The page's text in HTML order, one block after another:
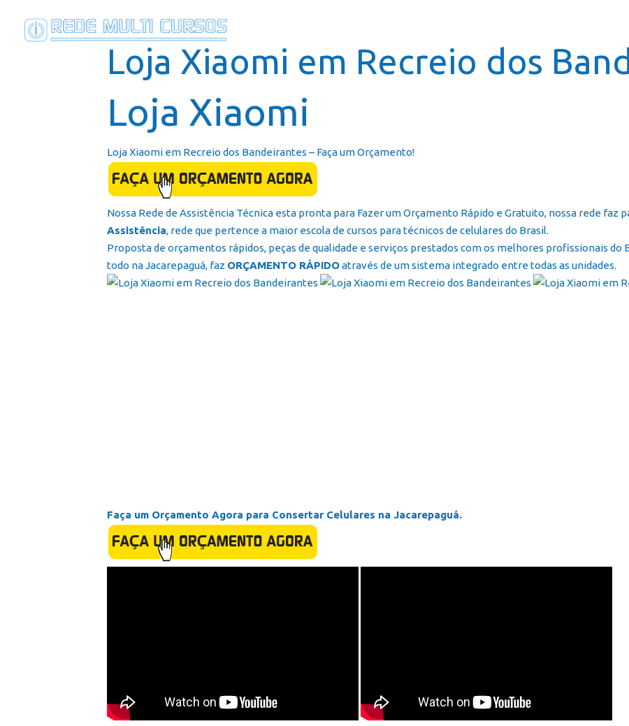
Loja Xiaomi em Recreio dos
Loja Xiaomi
Loja Xiaomi em Recreio dos Bandeirantes – Faça um Orçamento!
Nossa Rede de Assistência Técnica esta pronta para Fazer um Orçamento Rápido e Gratuito, nossa rede faz
Assistência, rede que pertence a maior escola de cursos para técnicos de celulares do Brasil.
Proposta de orçamentos rápidos, peças de qualidade e serviços prestados com os melhores profissionais do
todo na Jacarepaguá, faz ORÇAMENTO RÁPIDOatravés de um sistema integrado entre todas as unidades.
Faça um Orçamento Agora para Consertar Celulares na Jacarepaguá.